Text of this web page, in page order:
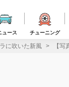
ュース チューニング
に吹いた新風 【